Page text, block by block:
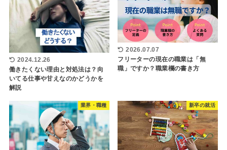
2024.12.26
働きたくない理由と対処法は？向
いてる仕事や甘えなのかどうかを
解説
2026.07.07
フリーターの現在の職業は「無
職」ですか？職業欄の書き方
業界・職種 新卒の就活